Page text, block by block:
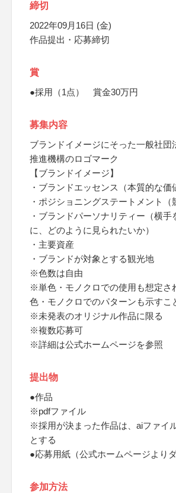
締切
2022年09月16日 (金)
作品提出・応募締切
賞
●採用（1点） 賞金30万円
募集内容
ブランドイメージにそった一般社団
推進機構のロゴマーク
【ブランドイメージ】
・ブランドエッセンス（本質的な価
・ポジショニングステートメント（
・ブランドパーソナリティー（横手
に、どのように見られたいか）
・主要資産
・ブランドが対象とする観光地
※色数は自由
※単色・モノクロでの使用も想定さ
色・モノクロでのパターンも示すこ
※未発表のオリジナル作品に限る
※複数応募可
※詳細は公式ホームページを参照
提出物
●作品
※pdfファイル
※採用が決まった作品は、aiファイ
とする
●応募用紙（公式ホームページより
参加方法